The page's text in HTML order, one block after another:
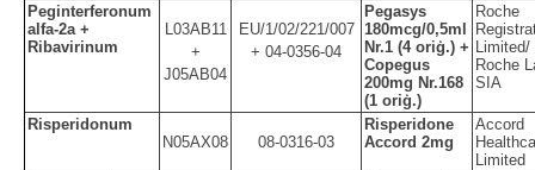
Peginterferonum
alfa-2a +
Ribavirinum
L03AB11
+
J05AB04
EU/1/02/221/007
+ 04-0356-04
Pegasys
180mcg/0,5ml
Nr.1 (4 oriģ.) +
Copegus
200mg Nr.168
(1 oriģ.)
Roche
Limited/
Roche
SIA
Risperidonum
N05AX08
08-0316-03
Risperidone
Accord 2mg
Accord
Limited